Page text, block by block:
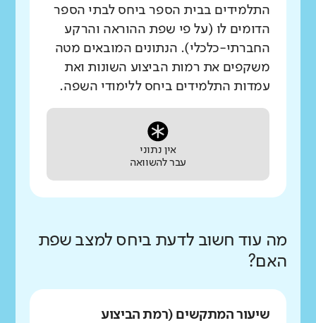
התלמידים בבית הספר ביחס לבתי הספר
הדומים לו (על פי שפת ההוראה והרקע
החברתי-כלכלי). הנתונים המובאים מטה
משקפים את רמות הביצוע השונות ואת
עמדות התלמידים ביחס ללימודי השפה.
אין נתוני
עבר להשוואה
מה עוד חשוב לדעת ביחס למצב שפת
האם?
שיעור המתקשים (רמת הביצוע